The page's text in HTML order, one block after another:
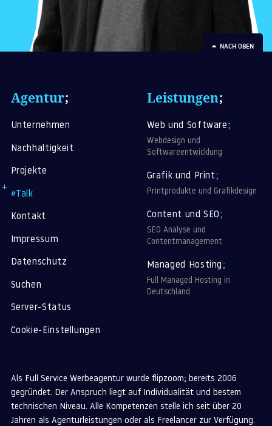
NACH OBEN
Als Full Service Werbeagentur wurde flipzoom; bereits 2006
gegründet. Der Anspruch liegt auf Individualität und bestem
technischen Niveau. Alle Kompetenzen stelle ich seit über 20
Jahren als Agenturleistungen oder als Freelancer zur Verfügung.
Agentur;
Unternehmen
Nachhaltigkeit
Projekte
#Talk
Kontakt
Impressum
Datenschutz
Suchen
Server-Status
Cookie-Einstellungen
Leistungen;
Web und Software ;
Webdesign und
Softwareentwicklung
Grafik und Print;
Printprodukte und Grafikdesign
Content und SEO ;
SEO Analyse und
Contentmanagement
Managed Hosting ;
Full Managed Hosting in
Deutschland